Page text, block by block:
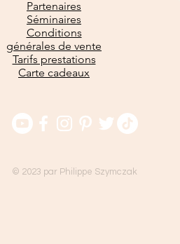
Partenaires
Séminaires
Conditions
générales de vente
Tarifs prestations
Carte cadeaux
© 2023 par Philippe Szymczak